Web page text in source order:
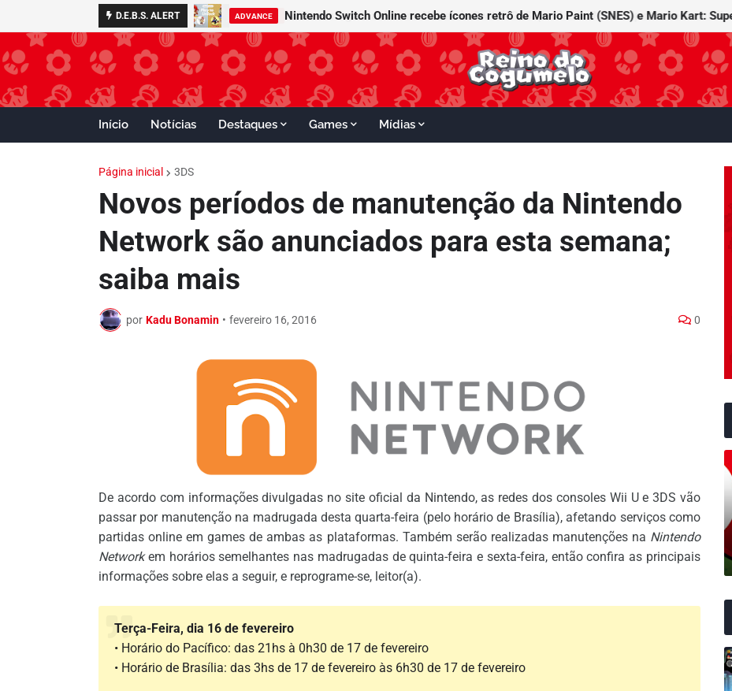
D.E.B.S. ALERT ADVANCE Nintendo Switch Online recebe ícones retrô de Mario Paint (SNES) e Mario Kart:
Início Notícias Destaques Games Mídias
Página inicial 3DS
Novos períodos de manutenção da Nintendo
Network são anunciados para esta semana;
saiba mais
por Kadu Bonamin • fevereiro 16, 2016 0
De acordo com informações divulgadas no site oficial da Nintendo, as redes dos consoles Wii U e 3DS vão
passar por manutenção na madrugada desta quarta-feira (pelo horário de Brasília), afetando serviços como
partidas online em games de ambas as plataformas. Também serão realizadas manutenções na Nintendo
Networkem horários semelhantes nas madrugadas de quinta-feira e sexta-feira, então confira as principais
informações sobre elas a seguir, e reprograme-se, leitor(a).
Terça-Feira, dia 16 de fevereiro
• Horário do Pacífico: das 21hs à 0h30 de 17 de fevereiro
• Horário de Brasília: das 3hs de 17 de fevereiro às 6h30 de 17 de fevereiro